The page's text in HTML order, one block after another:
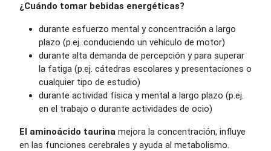
¿Cuándo tomar bebidas energéticas?
durante esfuerzo mental y concentración a largo
plazo (p.ej. conduciendo un vehículo de motor)
durante alta demanda de percepción y para superar
la fatiga (p.ej. cátedras escolares y presentaciones o
cualquier tipo de estudio)
durante actividad física y mental a largo plazo (p.ej.
en el trabajo o durante actividades de ocio)
El aminoácido taurina mejora la concentración, influye
en las funciones cerebrales y ayuda al metabolismo.